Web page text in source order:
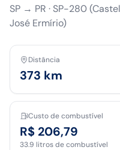
SP → PR · SP-280
José Ermírio)
Distância
373 km
Custo de combustível
R$ 206,79
33.9 litros de combustível